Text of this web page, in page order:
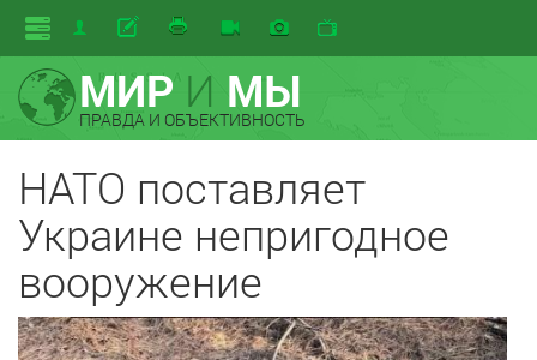
МИРИ МЫ
ПРАВДА И ОБЪЕКТИВНОСТЬ
НАТО поставляет
Украине непригодное
вооружение